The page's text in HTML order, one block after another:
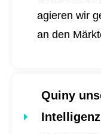
agieren wir
an den
Quiny